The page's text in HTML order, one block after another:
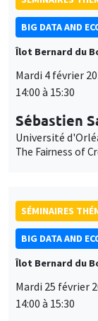
BIG DATA AND
Îlot Bernard du
Mardi 4 février
14:00 à 15:30
Sébastien
Université
The Fairness of
SÉMINAIRES
BIG DATA AND
Îlot Bernard du
Mardi 25 février
14:00 à 15:30